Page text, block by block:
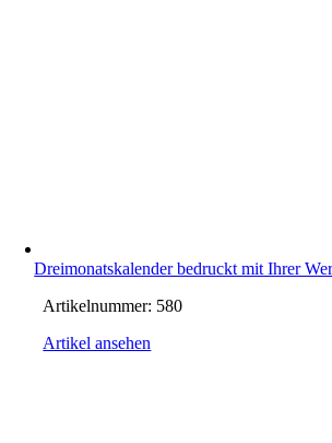
Dreimonatskalender bedruckt mit Ihrer
Artikelnummer: 580
Artikel ansehen